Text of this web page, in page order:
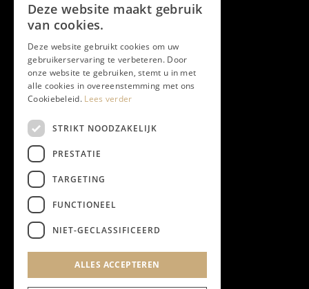
Facebook
Twitter
Instagram
YouTube
NIEUWSBRIEF
Privacyverklaring
Deze website maakt gebruik
van cookies.
Deze website gebruikt cookies om uw
gebruikerservaring te verbeteren. Door
onze website te gebruiken, stemt u in met
alle cookies in overeenstemming met ons
Cookiebeleid. Lees verder
STRIKT NOODZAKELIJK
PRESTATIE
TARGETING
FUNCTIONEEL
NIET-GECLASSIFICEERD
ALLES ACCEPTEREN